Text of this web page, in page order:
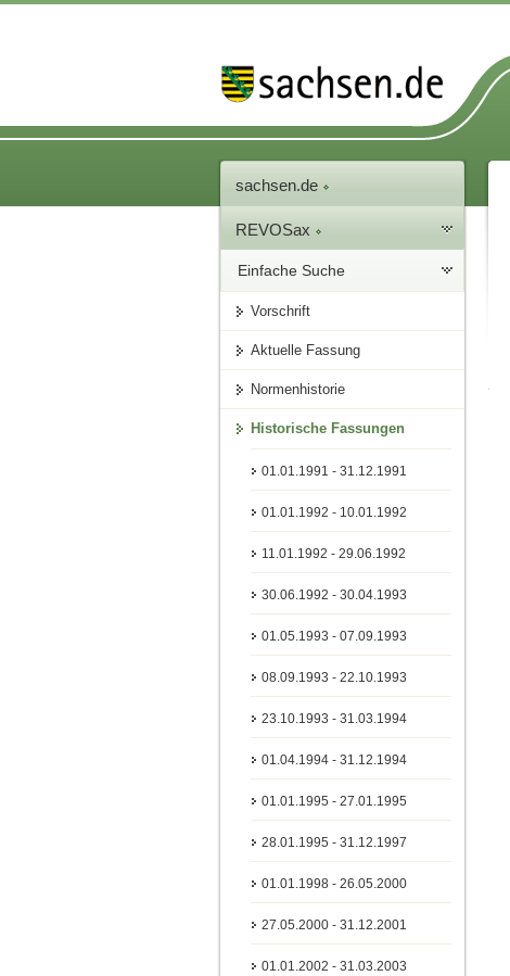
sachsen.de
REVOSax
Einfache Suche
Vorschrift
Aktuelle Fassung
Normenhistorie
Historische Fassungen
01.01.1991 - 31.12.1991
01.01.1992 - 10.01.1992
11.01.1992 - 29.06.1992
30.06.1992 - 30.04.1993
01.05.1993 - 07.09.1993
08.09.1993 - 22.10.1993
23.10.1993 - 31.03.1994
01.04.1994 - 31.12.1994
01.01.1995 - 27.01.1995
28.01.1995 - 31.12.1997
01.01.1998 - 26.05.2000
27.05.2000 - 31.12.2001
01.01.2002 - 31.03.2003